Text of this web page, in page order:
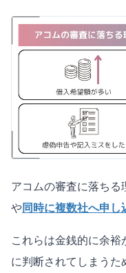
アコムの審査に落ちる
や同時に複数社へ申し
これらは金銭的に余
に判断されてしまうた